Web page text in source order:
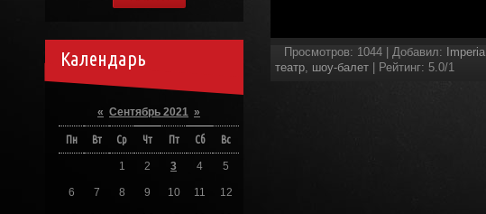
Просмотров: 1044 Добавил: Imperia
театр, шоу-балет Рейтинг: 5.0/1
Календарь
« Сентябрь 2021 »
Пн Вт Ср Чт Пт Сб Вс
1 2 3 4 5
6 7 8 9 10 11 12